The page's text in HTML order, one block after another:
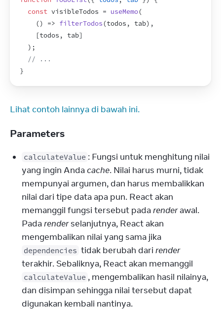
const visibleTodos = useMemo(
() => filterTodos(todos , tab) ,
[todos , tab]
) ;
// ...
}
Lihat contoh lainnya di bawah ini.
Parameters
calculateValue : Fungsi untuk menghitung nilai
yang ingin Anda cache. Nilai harus murni, tidak
mempunyai argumen, dan harus membalikkan
nilai dari tipe data apa pun. React akan
memanggil fungsi tersebut pada render awal.
Pada render selanjutnya, React akan
dependencies tidak berubah dari render
calculateValue , mengembalikan hasil nilainya,
dan disimpan sehingga nilai tersebut dapat
digunakan kembali nantinya.